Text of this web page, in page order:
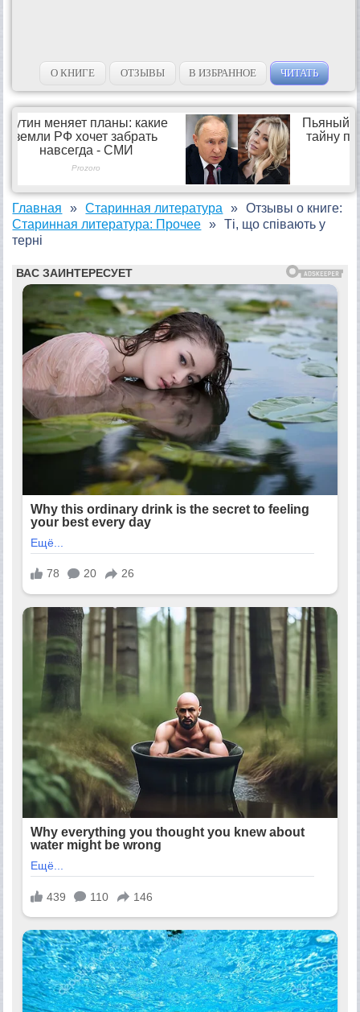
О КНИГЕ ОТЗЫВЫ В ИЗБРАННОЕ ЧИТАТЬ
Главная
Старинная литература
Старинная литература: Прочее
Отзывы о книге:
Ті, що співають у
терні